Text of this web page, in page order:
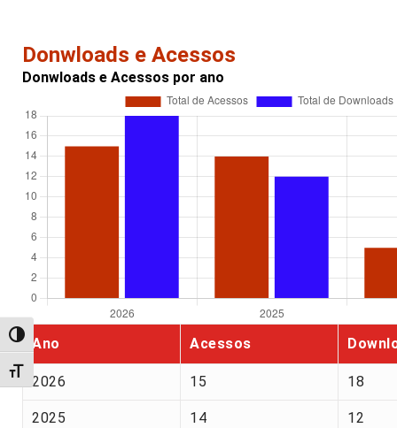
Alternar alto contraste
Alternar tamanho da fonte
Donwloads e Acessos
Donwloads e Acessos por ano
Ano Acessos
2026 15 18
2025 14 12